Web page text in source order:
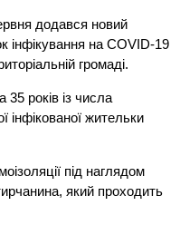
додався новий
інфікування на COVID-19
громаді.
років із числа
інфікованої жительки
під наглядом
який проходить